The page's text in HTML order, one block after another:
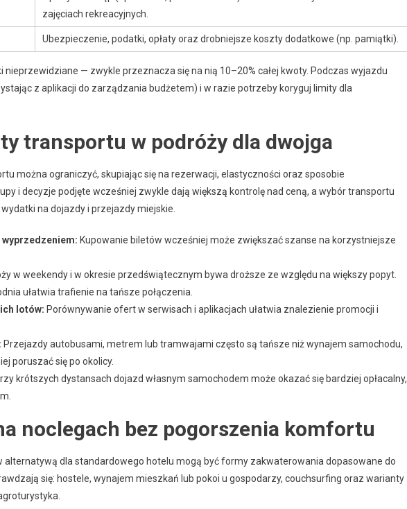
zajęciach rekreacyjnych.
Ubezpieczenie, podatki, opłaty oraz drobniejsze koszty dodatkowe (np. pamiątki).
nieprzewidziane — zwykle przeznacza się na nią 10–20% całej kwoty. Podczas wyjazdu
z aplikacji do zarządzania budżetem) i w razie potrzeby koryguj limity dla
transportu w podróży dla dwojga
można ograniczyć, skupiając się na rezerwacji, elastyczności oraz sposobie
i decyzje podjęte wcześniej zwykle dają większą kontrolę nad ceną, a wybór transportu
na dojazdy i przejazdy miejskie.
Kupowanie biletów wcześniej może zwiększać szanse na korzystniejsze
w weekendy i w okresie przedświątecznym bywa droższe ze względu na większy popyt.
ułatwia trafienie na tańsze połączenia.
lotów: Porównywanie ofert w serwisach i aplikacjach ułatwia znalezienie promocji i
Przejazdy autobusami, metrem lub tramwajami często są tańsze niż wynajem samochodu,
poruszać się po okolicy.
krótszych dystansach dojazd własnym samochodem może okazać się bardziej opłacalny,
noclegach bez pogorszenia komfortu
alternatywą dla standardowego hotelu mogą być formy zakwaterowania dopasowane do
się: hostele, wynajem mieszkań lub pokoi u gospodarzy, couchsurfing oraz warianty